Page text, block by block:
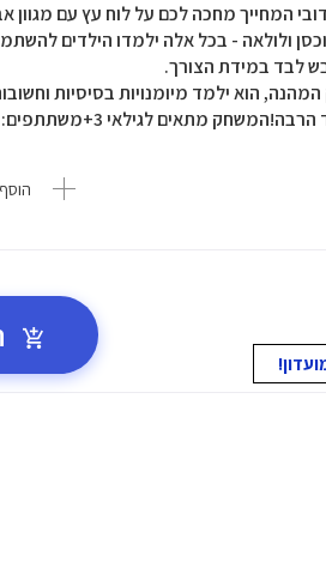
המחייך מחכה לכם על לוח עץ עם מגוון
ולולאה - בכל אלה ילמדו הילדים
לבד במידת הצורך.
הוא ילמד מיומנויות בסיסיות
מתאים לגילאי 3+משתתפים: 1+